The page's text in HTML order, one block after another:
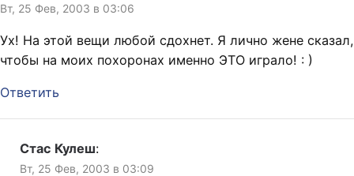
Вт, 25 Фев, 2003 в 03:06
Ух! На этой вещи любой сдохнет. Я лично жене сказал,
чтобы на моих похоронах именно ЭТО играло! : )
Ответить
Стас Кулеш:
Вт, 25 Фев, 2003 в 03:09